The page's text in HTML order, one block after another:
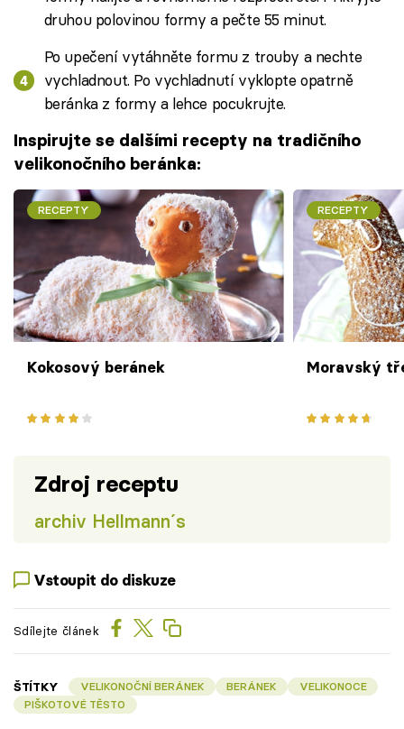
druhou polovinou formy a pečte 55 minut.
Po upečení vytáhněte formu z trouby a nechte
vychladnout. Po vychladnutí vyklopte opatrně
beránka z formy a lehce pocukrujte.
Inspirujte se dalšími recepty na tradičního
velikonočního beránka:
RECEPTY
Kokosový beránek
RECEPTY
Moravský
Zdroj receptu
archiv Hellmann´s
Vstoupit do diskuze
Sdílejte článek
ŠTÍTKY VELIKONOČNÍ BERÁNEK BERÁNEK
VELIKONOCE
PIŠKOTOVÉ TĚSTO